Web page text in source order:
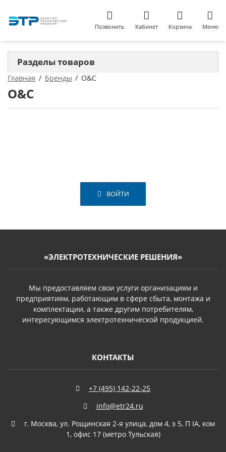
Позвонить Кабинет Корзина Меню
Главная Бренды O&C
O&C
Разделы товаров
ВОЙТИ
«ЭЛЕКТРОТЕХНИЧЕСКИЕ РЕШЕНИЯ»
Мы предоставляем свои услуги организациям и
предприятиям, работающим в сфере сбыта, монтажа и
комплектации, а также другим потребителям,
интересующимся электротехнической продукцией.
КОНТАКТЫ
+7 (495) 142-22-25
info@etr24.ru
г. Москва, ул. Рощинская 2-я улица, дом 4, э 5, П IА, ком
1, офис 17 (метро Тульская)